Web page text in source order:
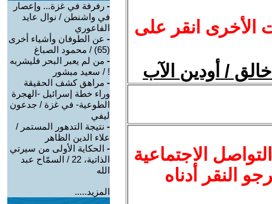
الأخرى انقر على
/ أودين الآب
الاجتماعية
النقر أدناه
- رفرفة في غزة... وإعصار
في واشنطن / نوال عايد
الفاعوري
- عن الطوفان وأشياء أخرى
(65) / محمود الصباغ
- من لم يعبر البحر فليشربه
! / سعيد مبشور
- مراهق كشف الحقيقة
وراء خطة إسرائيل -الهجرة
الطوعية- في غزة / جدعون
ليفي
- نتيجة التدهور المستمر /
علاء الدين الظاهر
- الحكاية الأولى من سيرتي
الذاتية، 22 / السمّاح عبد
الله
المزيد.....